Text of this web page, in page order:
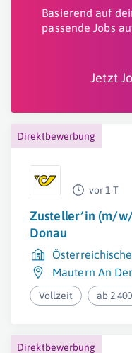
Basierend auf
passende Jobs
Jetzt
Direktbewerbung
vor 1 T
Zusteller*in (m/
Donau
Mautern An
Vollzeit ab
Direktbewerbung